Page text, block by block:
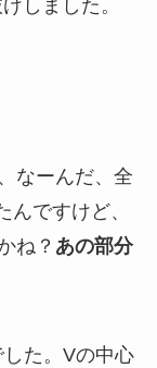
しました。
なーんだ、全
ですけど、
ね？ あの部分
た。Vの中心